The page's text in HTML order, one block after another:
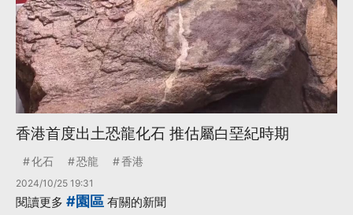
香港首度出土恐龍化石 推估屬白堊紀時期
化石 恐龍 香港
2024/10/25 19:31
閱讀更多 #園區 有關的新聞